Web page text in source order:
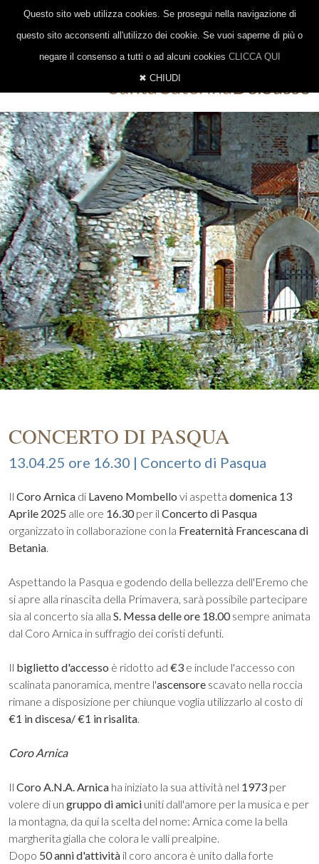
0332 647014 | 328 8377206 |
INFO@EREMOSANTACATERINA.IT
ITALIANO
INGLESE TEDESCO
CONCERTO DI PASQUA
13.04.25 ore 16.30 | Concerto di Pasqua
Il Coro Arnica di Laveno Mombello vi aspetta domenica 13
Aprile 2025 alle ore 16.30per il Concerto di Pasqua
organizzato in collaborazione con la Freaternità Francescana di
Betania.
Aspettando la Pasqua e godendo della bellezza dell'Eremo che
si apre alla rinascita della Primavera, sarà possibile partecipare
sia al concerto sia alla S. Messa delle ore 18.00sempre animata
dal Coro Arnica in suffragio dei coristi defunti.
Il biglietto d'accesso è ridotto ad €3 e include l'accesso con
scalinata panoramica, mentre l'ascensore scavato nella roccia
rimane a disposizione per chiunque voglia utilizzarlo al costo di
€1 in discesa/ €1 in risalita.
Coro Arnica
Il Coro A.N.A.Arnica ha iniziato la sua attività nel 1973 per
volere di un gruppo di amici uniti dall'amore per la musica e per
la montagna, da qui la scelta del nome: Arnica come la bella
margherita gialla che colora le valli prealpine.
Dopo 50 anni d'attività il coro ancora è unito dalla forte
Questo sito web utilizza cookies. Se prosegui nella navigazione di
questo sito acconsenti all'utilizzo dei cookie. Se vuoi saperne di più o
negare il consenso a tutti o ad alcuni cookies CLICCA QUI
✖ CHIUDI